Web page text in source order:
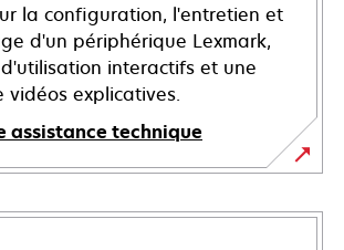
la configuration, l'entretien et
d'un périphérique Lexmark,
interactifs et une
vidéos explicatives.
assistance technique